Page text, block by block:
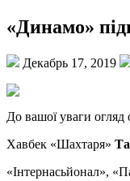
«Динамо»
Декабрь 17, 2019
Дo вашої уваги
Хавбек «Шахтаря»
«Інтернасьйонал»,